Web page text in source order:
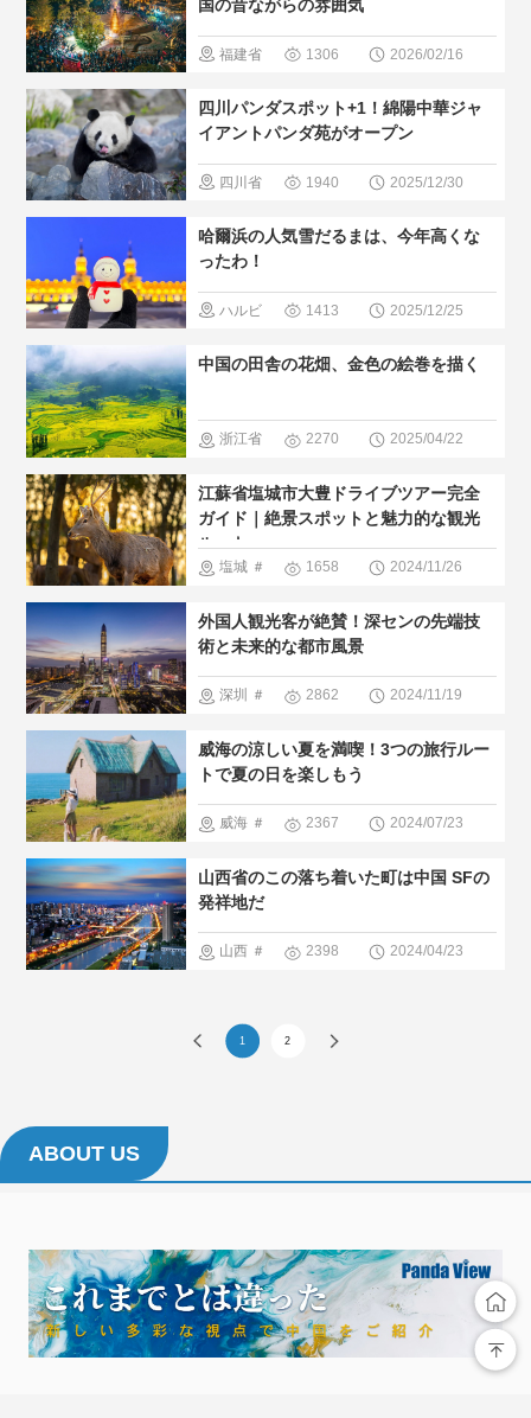
人気・おす
集シリー
ズ 「アニ
メ・ゲーム
る」
国の昔ながらの雰囲気
福建省
スポット
＃人気・お
現地の暮ら
1306 2026/02/16
四川パンダスポット+1！綿陽中華ジャ
イアントパンダ苑がオープン
四川省
スポット
＃パンダ
すすめ ＃
然
1940 2025/12/30
哈爾浜の人気雪だるまは、今年高くな
ったわ！
ハルビ
ト ＃街並
気・おすす
め ＃現地
の暮らし方
1413 2025/12/25
中国の田舎の花畑、金色の絵巻を描く
浙江省
慶 安徽 ＃
自然景色
スポット
＃人気・お
すすめ
2270 2025/04/22
江蘇省塩城市大豊ドライブツアー完全
ガイド｜絶景スポットと魅力的な観光
ルート
塩城 ＃
ポット ＃
人気・おす
間と大自然
1658 2024/11/26
外国人観光客が絶賛！深センの先端技
術と未来的な都市風景
深圳 ＃
ポット ＃
街並み ＃
すめ ＃現
地の暮らし
方
2862 2024/11/19
威海の涼しい夏を満喫！3つの旅行ルー
トで夏の日を楽しもう
威海 ＃
＃レジャー
＃最新観光
2367 2024/07/23
山西省のこの落ち着いた町は中国 SFの
発祥地だ
山西 ＃
新観光スポ
＃人
2398 2024/04/23
1 2
ABOUT US